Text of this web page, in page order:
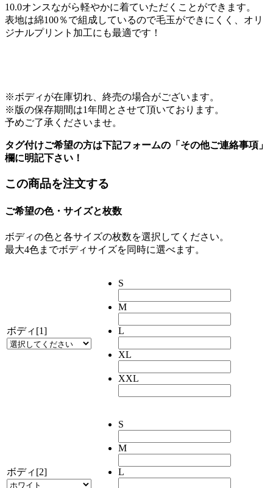
10.0オンスながら軽やかに着ていただくことができます。
表地は綿100％で組成しているので毛玉ができにくく、オリ
ジナルプリント加工にも最適です！
※ボディが在庫切れ、終売の場合がございます。
※版の保存期間は1年間とさせて頂いております。
予めご了承くださいませ。
タグ付けご希望の方は下記フォームの「その他ご連絡事項」
欄に明記下さい！
この商品を注文する
ご希望の色・サイズと枚数
ボディの色と各サイズの枚数を選択してください。
最大4色までボディサイズを同時に選べます。
ボディ[1]
S
M
L
XL
XXL
ボディ[2]
S
M
L